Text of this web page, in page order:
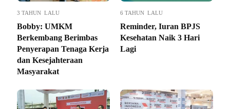
3 TAHUN LALU
Bobby: UMKM
Berkembang Berimbas
Penyerapan Tenaga Kerja
dan Kesejahteraan
Masyarakat
6 TAHUN LALU
Reminder, Iuran BPJS
Kesehatan Naik 3 Hari
Lagi